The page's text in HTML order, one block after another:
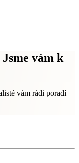
vám k
vám rádi poradí